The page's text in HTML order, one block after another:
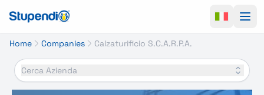
Home Companies Calzaturificio S.C.A.R.P.A.
Cerca Azienda